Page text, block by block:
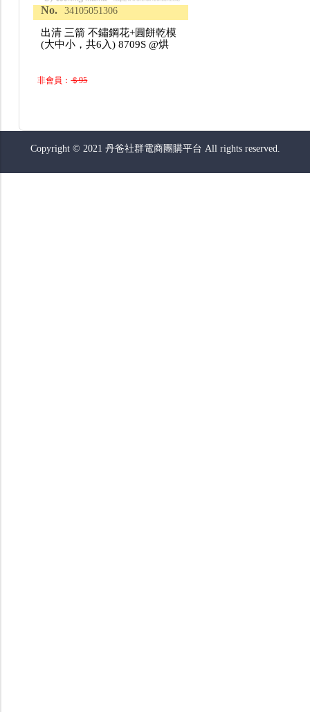
No. 34105051306
出清 三箭 不鏽鋼花+圓餅乾模
(大中小，共6入) 8709S @烘
非會員：＄95
Copyright © 2021 丹爸社群電商團購平台 All rights reserved.